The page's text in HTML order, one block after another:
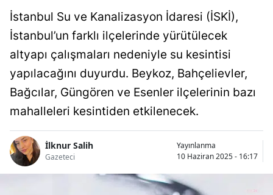
İstanbul Su ve Kanalizasyon İdaresi (İSKİ),
İstanbul’un farklı ilçelerinde yürütülecek
altyapı çalışmaları nedeniyle su kesintisi
yapılacağını duyurdu. Beykoz, Bahçelievler,
Bağcılar, Güngören ve Esenler ilçelerinin bazı
mahalleleri kesintiden etkilenecek.
İlknur Salih
Gazeteci
Yayınlanma
10 Haziran 2025 - 16:17